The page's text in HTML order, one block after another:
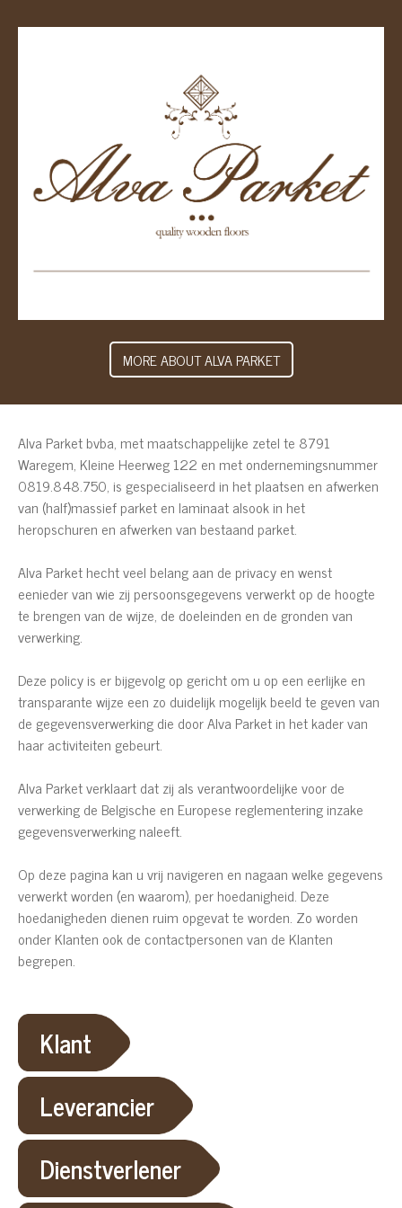
MORE ABOUT ALVA PARKET
Alva Parket bvba, met maatschappelijke zetel te 8791
Waregem, Kleine Heerweg 122 en met ondernemingsnummer
0819.848.750, is gespecialiseerd in het plaatsen en afwerken
van (half)massief parket en laminaat alsook in het
heropschuren en afwerken van bestaand parket.
Alva Parket hecht veel belang aan de privacy en wenst
eenieder van wie zij persoonsgegevens verwerkt op de hoogte
te brengen van de wijze, de doeleinden en de gronden van
verwerking.
Deze policy is er bijgevolg op gericht om u op een eerlijke en
transparante wijze een zo duidelijk mogelijk beeld te geven van
de gegevensverwerking die door Alva Parket in het kader van
haar activiteiten gebeurt.
Alva Parket verklaart dat zij als verantwoordelijke voor de
verwerking de Belgische en Europese reglementering inzake
gegevensverwerking naleeft.
Op deze pagina kan u vrij navigeren en nagaan welke gegevens
verwerkt worden (en waarom), per hoedanigheid. Deze
hoedanigheden dienen ruim opgevat te worden. Zo worden
onder Klanten ook de contactpersonen van de Klanten
begrepen.
Klant
Leverancier
Dienstverlener